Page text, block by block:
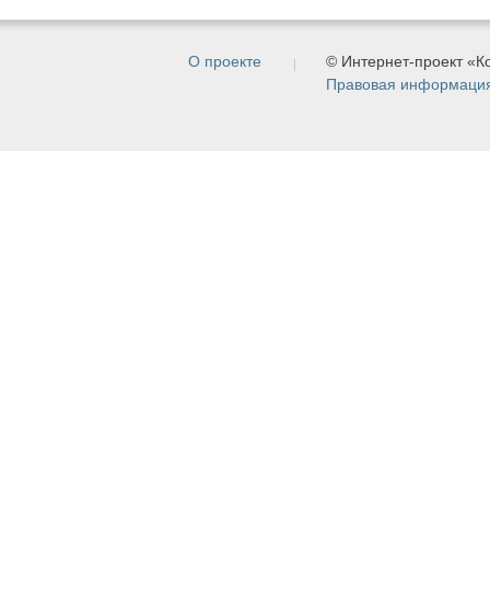
О проекте
© Интернет-проект
Правовая